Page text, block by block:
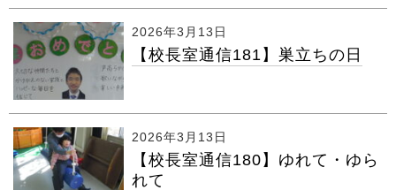
2026年3月13日
【校長室通信181】巣立ちの日
2026年3月13日
【校長室通信180】ゆれて・ゆら
れて